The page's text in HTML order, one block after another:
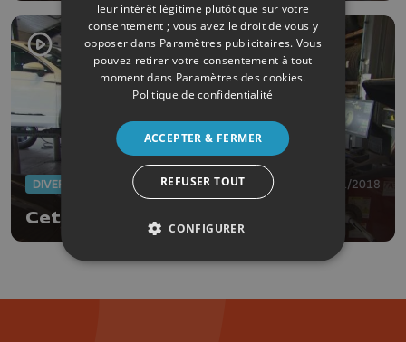
DIVERS 05/11/2018
Cet hiver, on met déjà la gomme !
leur intérêt légitime plutôt que sur votre
consentement ; vous avez le droit de vous y
opposer dans Paramètres publicitaires. Vous
pouvez retirer votre consentement à tout
moment dans Paramètres des cookies.
Politique de confidentialité
ACCEPTER & FERMER
REFUSER TOUT
CONFIGURER